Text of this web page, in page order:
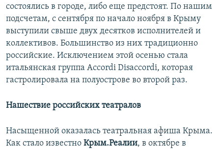
состоялись в городе, либо еще предстоят. По нашим
подсчетам, с сентября по начало ноября в Крыму
выступили свыше двух десятков исполнителей и
коллективов. Большинство из них традиционно
российские. Исключением этой осенью стала
итальянская группа Accordi Disaccordi, которая
гастролировала на полуострове во второй раз.
Нашествие российских театралов
Насыщенной оказалась театральная афиша Крыма.
Как стало известно Крым.Реалии, в октябре в